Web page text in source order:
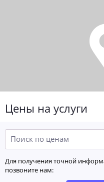
Цены на услуги
Для получения точной
позвоните нам: